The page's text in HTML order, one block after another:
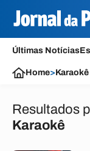
Últimas Notícias
Home>Karaokê
Resultados
Karaokê